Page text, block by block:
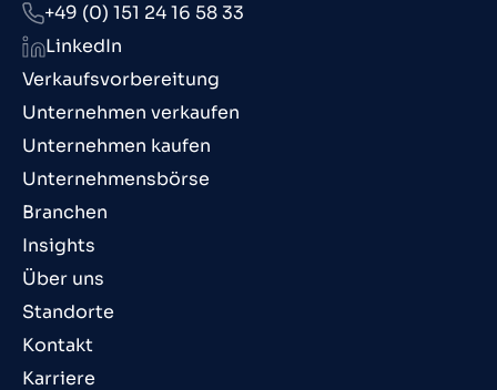
Verkaufsvorbereitung
Unternehmen verkaufen
Unternehmen kaufen
Unternehmensbörse
Branchen
Insights
Über uns
Standorte
Kontakt
Karriere
+49 (0) 151 24 16 58 33
LinkedIn